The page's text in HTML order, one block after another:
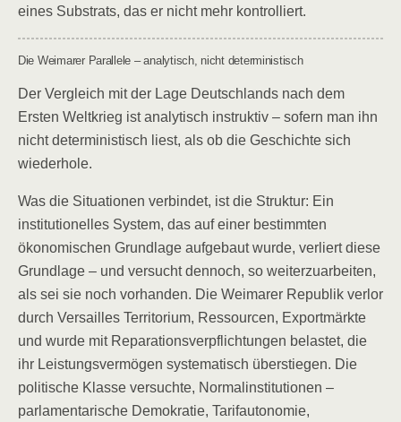
eines Substrats, das er nicht mehr kontrolliert.
Die Weimarer Parallele – analytisch, nicht deterministisch
Der Vergleich mit der Lage Deutschlands nach dem
Ersten Weltkrieg ist analytisch instruktiv – sofern man ihn
nicht deterministisch liest, als ob die Geschichte sich
wiederhole.
Was die Situationen verbindet, ist die Struktur: Ein
institutionelles System, das auf einer bestimmten
ökonomischen Grundlage aufgebaut wurde, verliert diese
Grundlage – und versucht dennoch, so weiterzuarbeiten,
als sei sie noch vorhanden. Die Weimarer Republik verlor
durch Versailles Territorium, Ressourcen, Exportmärkte
und wurde mit Reparationsverpflichtungen belastet, die
ihr Leistungsvermögen systematisch überstiegen. Die
politische Klasse versuchte, Normalinstitutionen –
parlamentarische Demokratie, Tarifautonomie,